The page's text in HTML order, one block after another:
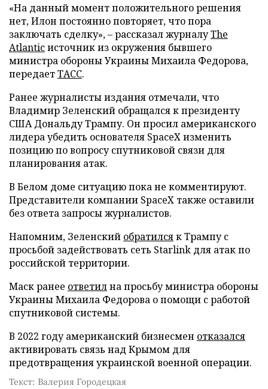
«На данный момент положительного решения
нет, Илон постоянно повторяет, что пора
заключать сделку», – рассказал журналуThe
Atlanticисточник из окружения бывшего
министра обороны Украины Михаила Федорова,
передаетТАСС.
Ранее журналисты издания отмечали, что
Владимир Зеленский обращался к президенту
США Дональду Трампу. Он просил американского
лидера убедить основателя SpaceX изменить
позицию по вопросу спутниковой связи для
планирования атак.
В Белом доме ситуацию пока не комментируют.
Представители компании SpaceX также оставили
без ответа запросы журналистов.
Напомним, Зеленский обратилсяк Трампу с
просьбой задействовать сеть Starlink для атак по
российской территории.
Маск ранее ответилна просьбу министра обороны
Украины Михаила Федорова о помощи с работой
спутниковой системы.
В 2022 году американский бизнесмен отказался
активировать связь над Крымом для
предотвращения украинской военной операции.
Текст: Валерия Городецкая